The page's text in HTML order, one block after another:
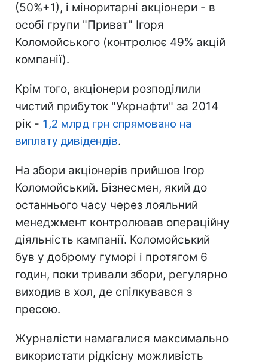
(50%+1), і міноритарні акціонери - в
особі групи "Приват" Ігоря
Коломойського (контролює 49% акцій
компанії).
Крім того, акціонери розподілили
чистий прибуток "Укрнафти" за 2014
рік - 1,2 млрд грн спрямовано на
виплату дивідендів.
На збори акціонерів прийшов Ігор
Коломойський. Бізнесмен, який до
останнього часу через лояльний
менеджмент контролював операційну
діяльність кампанії. Коломойський
був у доброму гуморі і протягом 6
годин, поки тривали збори, регулярно
виходив в хол, де спілкувався з
пресою.
Журналісти намагалися максимально
використати рідкісну можливість